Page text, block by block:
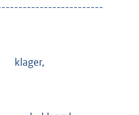
klager,